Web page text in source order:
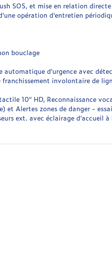
SOS, et mise en relation
opération d'entretien
bouclage
automatique d'urgence avec
involontaire de
10" HD, Reconnaissance
et Alertes zones de danger -
ext. avec éclairage d'accueil à